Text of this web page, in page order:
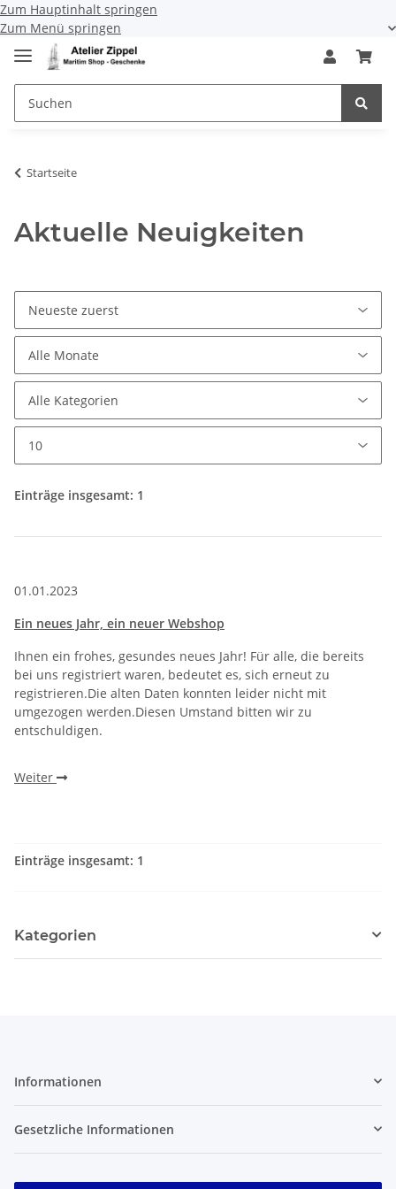
Zum Hauptinhalt springen
Zum Menü springen
Startseite
Aktuelle Neuigkeiten
Einträge insgesamt: 1
01.01.2023
Ein neues Jahr, ein neuer Webshop
Ihnen ein frohes, gesundes neues Jahr! Für alle, die bereits
bei uns registriert waren, bedeutet es, sich erneut zu
registrieren.Die alten Daten konnten leider nicht mit
umgezogen werden.Diesen Umstand bitten wir zu
entschuldigen.
Weiter
Einträge insgesamt: 1
Kategorien
Informationen
Gesetzliche Informationen